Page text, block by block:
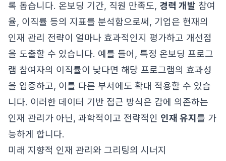
록 돕습니다. 온보딩 기간, 직원 만족도, 경력 개발 참여
율, 이직률 등의 지표를 분석함으로써, 기업은 현재의
인재 관리 전략이 얼마나 효과적인지 평가하고 개선점
을 도출할 수 있습니다. 예를 들어, 특정 온보딩 프로그
램 참여자의 이직률이 낮다면 해당 프로그램의 효과성
을 입증하고, 이를 다른 부서에도 확대 적용할 수 있습
니다. 이러한 데이터 기반 접근 방식은 감에 의존하는
인재 관리가 아닌, 과학적이고 전략적인 인재 유지 를 가
능하게 합니다.
미래 지향적 인재 관리와 그리팅의 시너지